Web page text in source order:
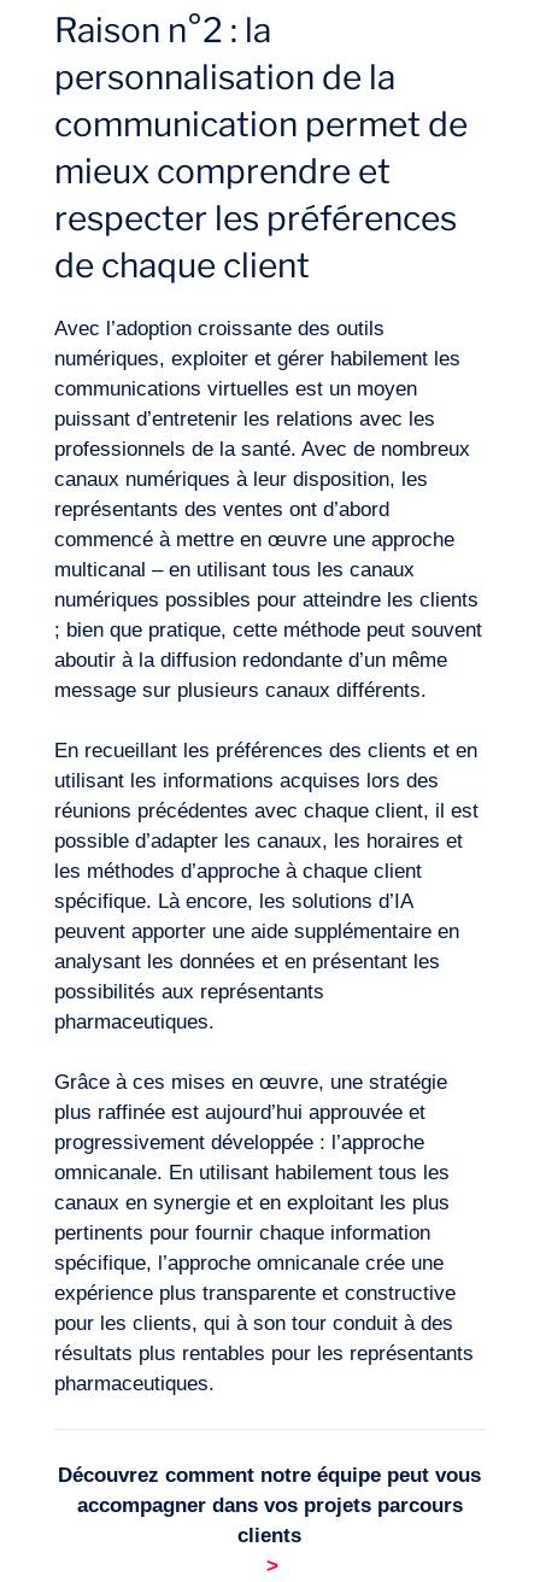
Nous contacter
FR
Raison n°2 : la
personnalisation de la
communication permet de
mieux comprendre et
respecter les préférences
de chaque client
Avec l’adoption croissante des outils
numériques, exploiter et gérer habilement les
communications virtuelles est un moyen
puissant d’entretenir les relations avec les
professionnels de la santé. Avec de nombreux
canaux numériques à leur disposition, les
représentants des ventes ont d’abord
commencé à mettre en œuvre une approche
multicanal – en utilisant tous les canaux
numériques possibles pour atteindre les clients
; bien que pratique, cette méthode peut souvent
aboutir à la diffusion redondante d’un même
message sur plusieurs canaux différents.
En recueillant les préférences des clients et en
utilisant les informations acquises lors des
réunions précédentes avec chaque client, il est
possible d’adapter les canaux, les horaires et
les méthodes d’approche à chaque client
spécifique. Là encore, les solutions d’IA
peuvent apporter une aide supplémentaire en
analysant les données et en présentant les
possibilités aux représentants
pharmaceutiques.
Grâce à ces mises en œuvre, une stratégie
plus raffinée est aujourd’hui approuvée et
progressivement développée : l’approche
omnicanale. En utilisant habilement tous les
canaux en synergie et en exploitant les plus
pertinents pour fournir chaque information
spécifique, l’approche omnicanale crée une
expérienceplus transparente et constructive
pour les clients, qui à son tour conduit à des
résultats plus rentables pour les représentants
pharmaceutiques.
Découvrez comment notre équipe peut vous
accompagner dans vos projets parcours
clients
>